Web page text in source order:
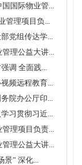
国际物业管...
管理项目负...
党组传达学...
理公益大讲...
调 全面践...
频远程教育...
院办公厅印...
习贯彻习近...
理项目负责...
理公益大讲...
景” 深化...